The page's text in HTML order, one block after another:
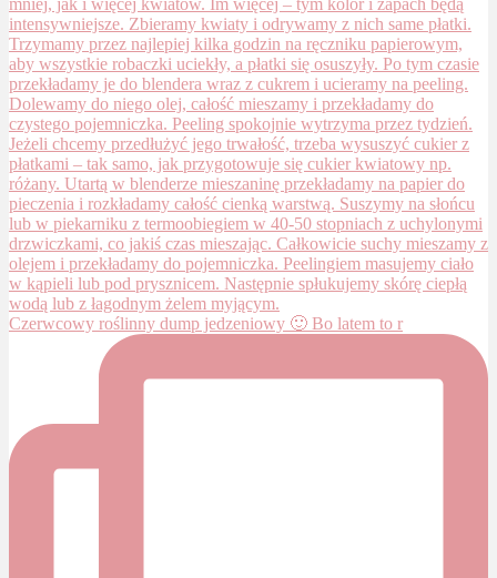
Czerwcowy roślinny dump jedzeniowy 🙂 Bo latem to r